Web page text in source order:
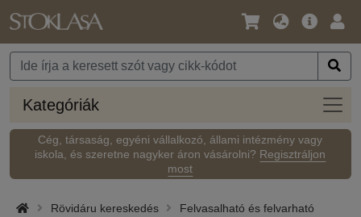
Nyelv
Pénznem
Fő
Kategóriák
Cég, társaság, egyéni vállalkozó, állami intézmény vagy
iskola, és szeretne nagyker áron vásárolni? Regisztráljon
most
Rövidáru kereskedés
Felvasalható és felvarható